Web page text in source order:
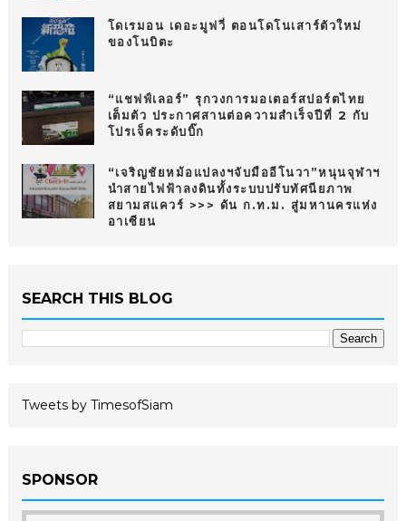
โดเรมอน เดอะมูฟวี่ ตอนโดโนเสาร์ตัวใหม่
ของโนบิตะ
“แชฟฟ์เลอร์” รุกวงการมอเตอร์สปอร์ตไทย
เต็มตัว ประกาศสานต่อความสำเร็จปีที่ 2 กับ
โปรเจ็คระดับบิ๊ก
“เจริญชัยหม้อแปลงฯจับมืออีโนวา”หนุนจุฬาฯ
นำสายไฟฟ้าลงดินทั้งระบบปรับทัศนียภาพ
สยามสแควร์ >>> ดัน ก.ท.ม. สู่มหานครแห่ง
อาเซียน
SEARCH THIS BLOG
Tweets by TimesofSiam
SPONSOR